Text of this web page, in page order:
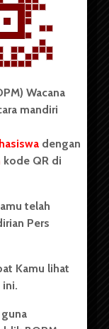
WACANA.
merupakan
dikelola
Sumatera Utara
salah satu
Sumatera
Wacana
mandiri
dengan
kode QR di
telah
Pers
Kamu lihat